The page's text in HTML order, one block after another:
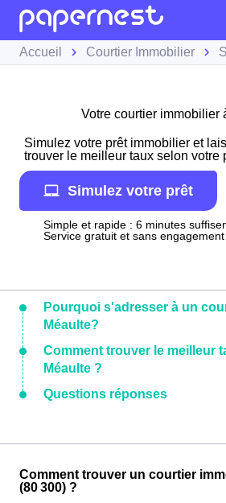
Accueil Courtier Immobilier
Votre courtier immobilier
Simulez votre prêt immobilier et
trouver le meilleur taux selon votre
Simulez votre prêt
Simple et rapide : 6 minutes
Service gratuit et sans engagement
Pourquoi s'adresser à un
Méaulte?
Comment trouver le meilleur
Méaulte ?
Questions réponses
Comment trouver un courtier
(80 300) ?